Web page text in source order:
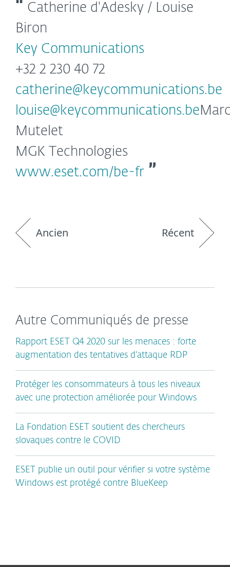
Catherine d'Adesky / Louise
Biron
Key Communications
+32 2 230 40 72
catherine@keycommunications.be
louise@keycommunications.be
Mutelet
MGK Technologies
www.eset.com/be-fr
Ancien Récent
Autre Communiqués de presse
Rapport ESET Q4 2020 sur les menaces : forte
augmentation des tentatives d'attaque RDP
Protéger les consommateurs à tous les niveaux
avec une protection améliorée pour Windows
La Fondation ESET soutient des chercheurs
slovaques contre le COVID
ESET publie un outil pour vérifier si votre système
Windows est protégé contre BlueKeep